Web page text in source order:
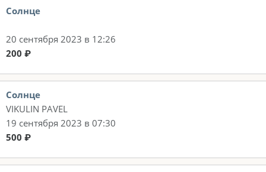
Солнце
20 сентября 2023 в 12:26
200 ₽
Солнце
VIKULIN PAVEL
19 сентября 2023 в 07:30
500 ₽